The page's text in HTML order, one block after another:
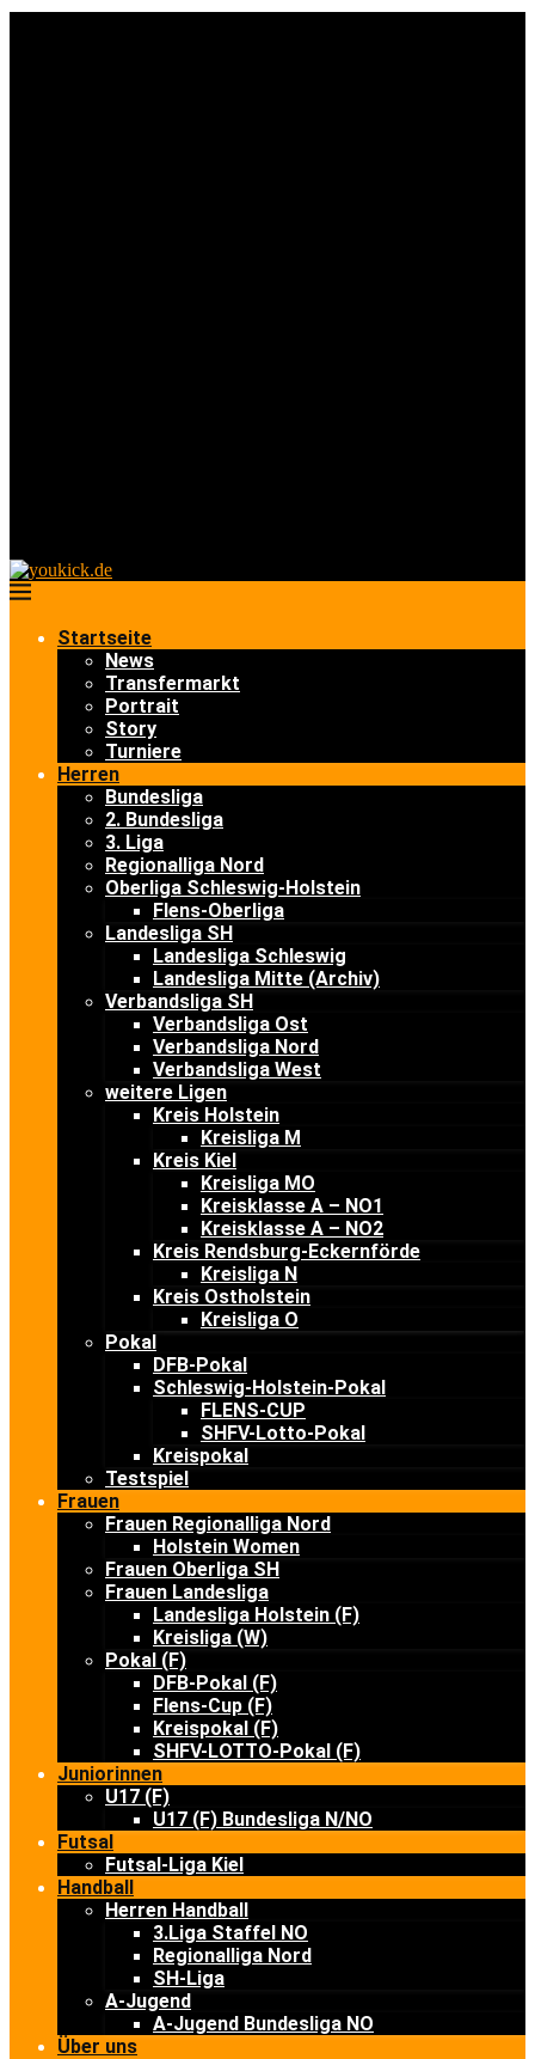
Startseite
News
Transfermarkt
Portrait
Story
Turniere
Herren
Bundesliga
2. Bundesliga
3. Liga
Regionalliga Nord
Oberliga Schleswig-Holstein
Flens-Oberliga
Landesliga SH
Landesliga Schleswig
Landesliga Mitte (Archiv)
Verbandsliga SH
Verbandsliga Ost
Verbandsliga Nord
Verbandsliga West
weitere Ligen
Kreis Holstein
Kreisliga M
Kreis Kiel
Kreisliga MO
Kreisklasse A – NO1
Kreisklasse A – NO2
Kreis Rendsburg-Eckernförde
Kreisliga N
Kreis Ostholstein
Kreisliga O
Pokal
DFB-Pokal
Schleswig-Holstein-Pokal
FLENS-CUP
SHFV-Lotto-Pokal
Kreispokal
Testspiel
Frauen
Frauen Regionalliga Nord
Holstein Women
Frauen Oberliga SH
Frauen Landesliga
Landesliga Holstein (F)
Kreisliga (W)
Pokal (F)
DFB-Pokal (F)
Flens-Cup (F)
Kreispokal (F)
SHFV-LOTTO-Pokal (F)
Juniorinnen
U17 (F)
U17 (F) Bundesliga N/NO
Futsal
Futsal-Liga Kiel
Handball
Herren Handball
3.Liga Staffel NO
Regionalliga Nord
SH-Liga
A-Jugend
A-Jugend Bundesliga NO
Über uns